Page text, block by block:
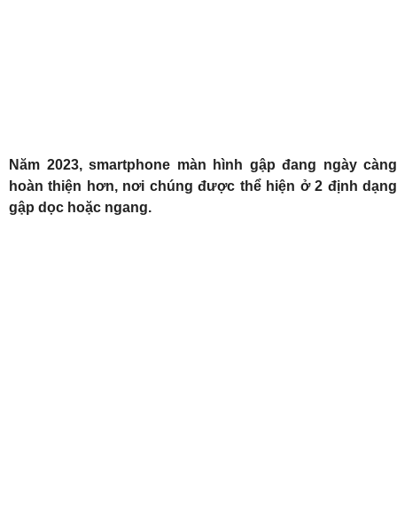
Năm 2023, smartphone màn hình gập đang ngày càng
hoàn thiện hơn, nơi chúng được thể hiện ở 2 định dạng
gập dọc hoặc ngang.